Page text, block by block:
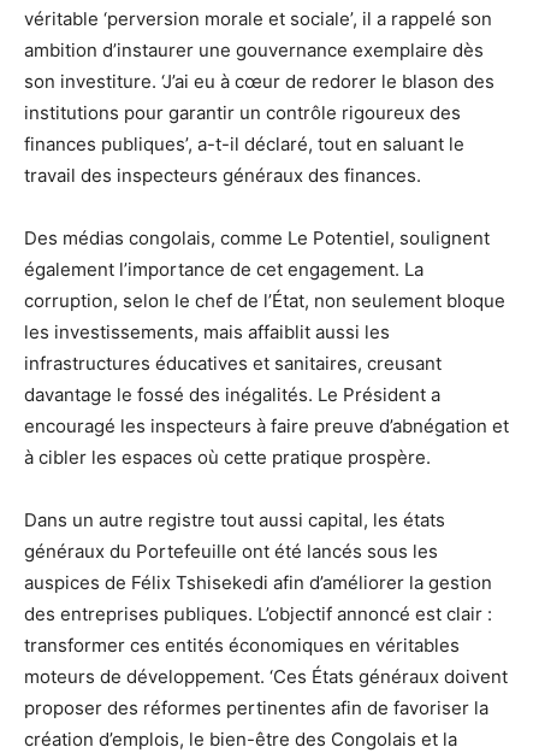
véritable ‘perversion morale et sociale’, il a rappelé son
ambition d’instaurer une gouvernance exemplaire dès
son investiture. ‘J’ai eu à cœur de redorer le blason des
institutions pour garantir un contrôle rigoureux des
finances publiques’, a-t-il déclaré, tout en saluant le
travail des inspecteurs généraux des finances.
Des médias congolais, comme Le Potentiel, soulignent
également l’importance de cet engagement. La
corruption, selon le chef de l’État, non seulement bloque
les investissements, mais affaiblit aussi les
infrastructures éducatives et sanitaires, creusant
davantage le fossé des inégalités. Le Président a
encouragé les inspecteurs à faire preuve d’abnégation et
à cibler les espaces où cette pratique prospère.
Dans un autre registre tout aussi capital, les états
généraux du Portefeuille ont été lancés sous les
auspices de Félix Tshisekedi afin d’améliorer la gestion
des entreprises publiques. L’objectif annoncé est clair :
transformer ces entités économiques en véritables
moteurs de développement. ‘Ces États généraux doivent
proposer des réformes pertinentes afin de favoriser la
création d’emplois, le bien-être des Congolais et la